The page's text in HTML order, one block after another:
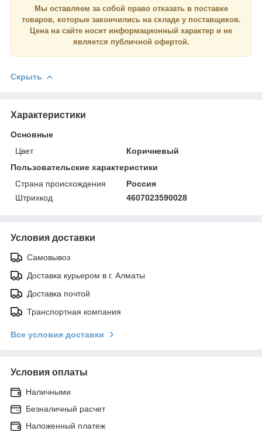
Мы оставляем за собой право отказать в поставке
товаров, которые закончились на складе у поставщиков.
Цена на сайте носит информационный характер и не
является публичной офертой.
Скрыть
Характеристики
Основные
Цвет
Коричневый
Пользовательские характеристики
Страна происхождения
Россия
Штрихкод
4607023590028
Условия доставки
Самовывоз
Доставка курьером в г. Алматы
Доставка почтой
Транспортная компания
Все условия доставки
Условия оплаты
Наличными
Безналичный расчет
Наложенный платеж